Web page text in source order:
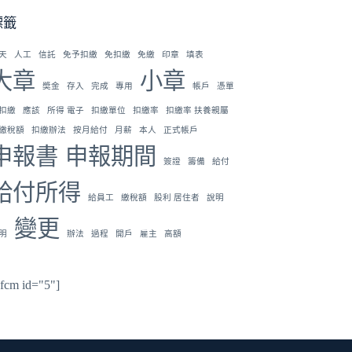
籤
人工 信託 免予扣繳 免扣繳 免繳 印章 填表
章 奬金 存入 完成 專用 小章 帳戶 憑單
繳 應該 所得 電子 扣繳單位 扣繳率 扣繳率 扶養親屬
稅額 扣繳辦法 按月給付 月薪 本人 正式帳戶
報書 申報期間 簽證 籌備 給付
付所得 給員工 繳稅額 股利 居住者 說明
變更 辦法 過程 開戶 雇主 高額
id="5"]